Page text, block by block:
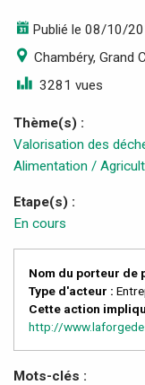
Publié le 08/10/
Chambéry, Grand
3281 vues
Thème(s) :
Valorisation des
Alimentation /
Etape(s) :
En cours
Nom du porteur de
Type d'acteur :
Cette action
http://
Mots-clés :